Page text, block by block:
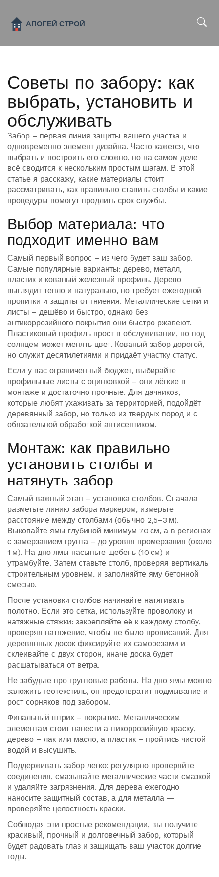
Советы по забору: как
выбрать, установить и
обслуживать
Забор – первая линия защиты вашего участка и
одновременно элемент дизайна. Часто кажется, что
выбрать и построить его сложно, но на самом деле
всё сводится к нескольким простым шагам. В этой
статье я расскажу, какие материалы стоит
рассматривать, как правильно ставить столбы и какие
процедуры помогут продлить срок службы.
Выбор материала: что
подходит именно вам
Самый первый вопрос – из чего будет ваш забор.
Самые популярные варианты: дерево, металл,
пластик и кованый железный профиль. Дерево
выглядит тепло и натурально, но требует ежегодной
пропитки и защиты от гниения. Металлические сетки и
листы – дешёво и быстро, однако без
антикоррозийного покрытия они быстро ржавеют.
Пластиковый профиль прост в обслуживании, но под
солнцем может менять цвет. Кованый забор дорогой,
но служит десятилетиями и придаёт участку статус.
Если у вас ограниченный бюджет, выбирайте
профильные листы с оцинковкой – они лёгкие в
монтаже и достаточно прочные. Для дачников,
которые любят ухаживать за территорией, подойдёт
деревянный забор, но только из твердых пород и с
обязательной обработкой антисептиком.
Монтаж: как правильно
установить столбы и
натянуть забор
Самый важный этап – установка столбов. Сначала
разметьте линию забора маркером, измерьте
расстояние между столбами (обычно 2,5–3 м).
Выкопайте ямы глубиной минимум 70 см, а в регионах
с замерзанием грунта – до уровня промерзания (около
1 м). На дно ямы насыпьте щебень (10 см) и
утрамбуйте. Затем ставьте столб, проверяя вертикаль
строительным уровнем, и заполняйте яму бетонной
смесью.
После установки столбов начинайте натягивать
полотно. Если это сетка, используйте проволоку и
натяжные стяжки: закрепляйте её к каждому столбу,
проверяя натяжение, чтобы не было провисаний. Для
деревянных досок фиксируйте их саморезами и
склеивайте с двух сторон, иначе доска будет
расшатываться от ветра.
Не забудьте про грунтовые работы. На дно ямы можно
заложить геотекстиль, он предотвратит подмывание и
рост сорняков под забором.
Финальный штрих – покрытие. Металлическим
элементам стоит нанести антикоррозийную краску,
дерево – лак или масло, а пластик – пройтись чистой
водой и высушить.
Поддерживать забор легко: регулярно проверяйте
соединения, смазывайте металлические части смазкой
и удаляйте загрязнения. Для дерева ежегодно
наносите защитный состав, а для металла —
проверяйте целостность краски.
Соблюдая эти простые рекомендации, вы получите
красивый, прочный и долговечный забор, который
будет радовать глаз и защищать ваш участок долгие
годы.